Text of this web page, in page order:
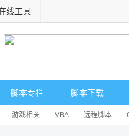
线工具
脚本专栏 脚本下载
游戏相关 VBA 远程脚本